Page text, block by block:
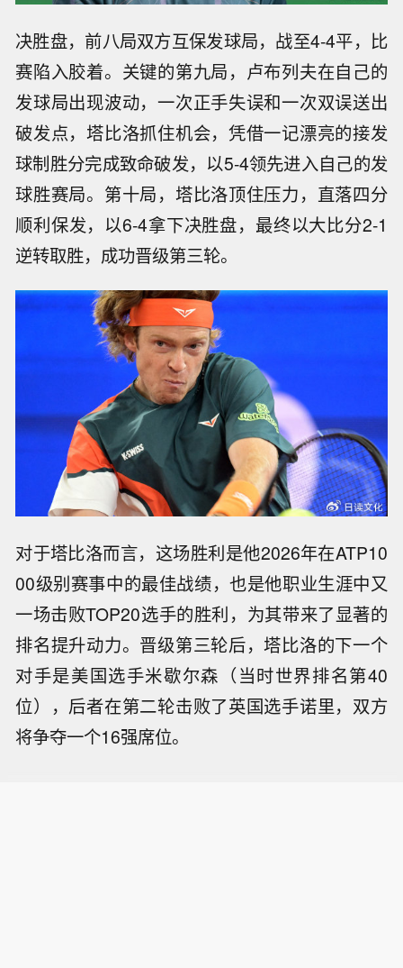
决胜盘，前八局双方互保发球局，战至4-4平，比
赛陷入胶着。关键的第九局，卢布列夫在自己的
发球局出现波动，一次正手失误和一次双误送出
破发点，塔比洛抓住机会，凭借一记漂亮的接发
球制胜分完成致命破发，以5-4领先进入自己的发
球胜赛局。第十局，塔比洛顶住压力，直落四分
顺利保发，以6-4拿下决胜盘，最终以大比分2-1
逆转取胜，成功晋级第三轮。
对于塔比洛而言，这场胜利是他2026年在ATP10
00级别赛事中的最佳战绩，也是他职业生涯中又
一场击败TOP20选手的胜利，为其带来了显著的
排名提升动力。晋级第三轮后，塔比洛的下一个
对手是美国选手米歇尔森（当时世界排名第40
位），后者在第二轮击败了英国选手诺里，双方
将争夺一个16强席位。